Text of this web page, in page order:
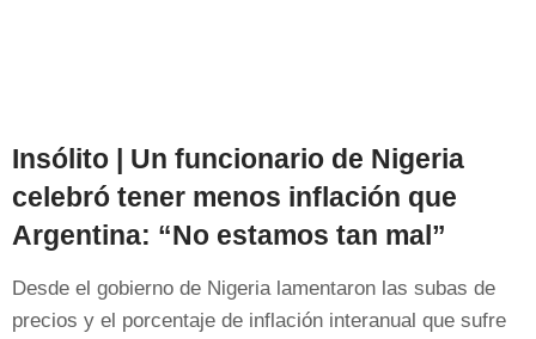
Insólito | Un funcionario de Nigeria
celebró tener menos inflación que
Argentina: “No estamos tan mal”
Desde el gobierno de Nigeria lamentaron las subas de
precios y el porcentaje de inflación interanual que sufre